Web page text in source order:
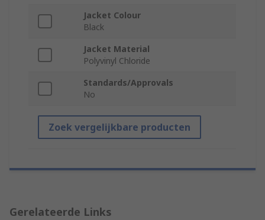
Jacket Colour
Black
Jacket Material
Polyvinyl Chloride
Standards/Approvals
No
Zoek vergelijkbare producten
Gerelateerde Links